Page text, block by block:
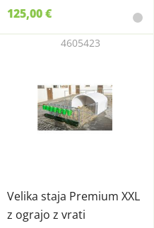
125,00 €
Velika staja Premium XXL
z ograjo z vrati
4605423